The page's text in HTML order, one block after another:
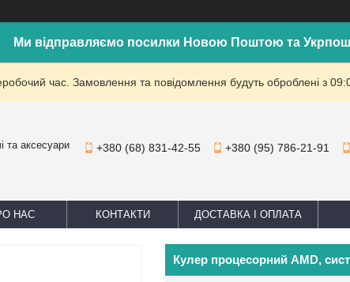
Ми відправляємо посилки Новою Поштою та
час. Замовлення та повідомлення будуть оброблені з
та аксесуари
+380 (68) 831-42-55 +380 (95) 786-21-91
НАС КОНТАКТИ ДОСТАВКА І ОПЛАТА
Кулер процесорний AMD,